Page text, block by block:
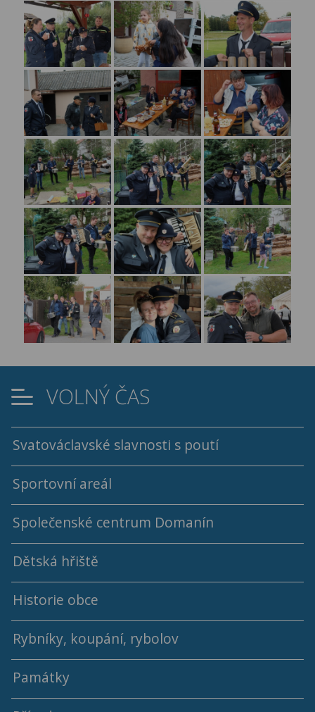
VOLNÝ ČAS
Svatováclavské slavnosti s poutí
Sportovní areál
Společenské centrum Domanín
Dětská hřiště
Historie obce
Rybníky, koupání, rybolov
Památky